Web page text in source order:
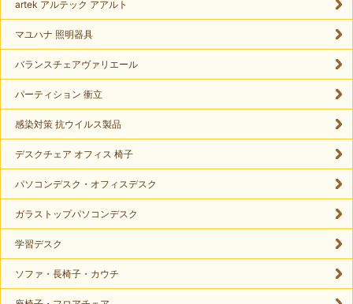
artek アルテック アアルト
マユハナ 照明器具
バランスチェアヴァリエール
パーティション 衝立
感染対策 抗ウイルス製品
デスクチェア オフィス 椅子
パソコンデスク・オフィスデスク
ガラストップパソコンデスク
学習デスク
ソファ・長椅子・カウチ